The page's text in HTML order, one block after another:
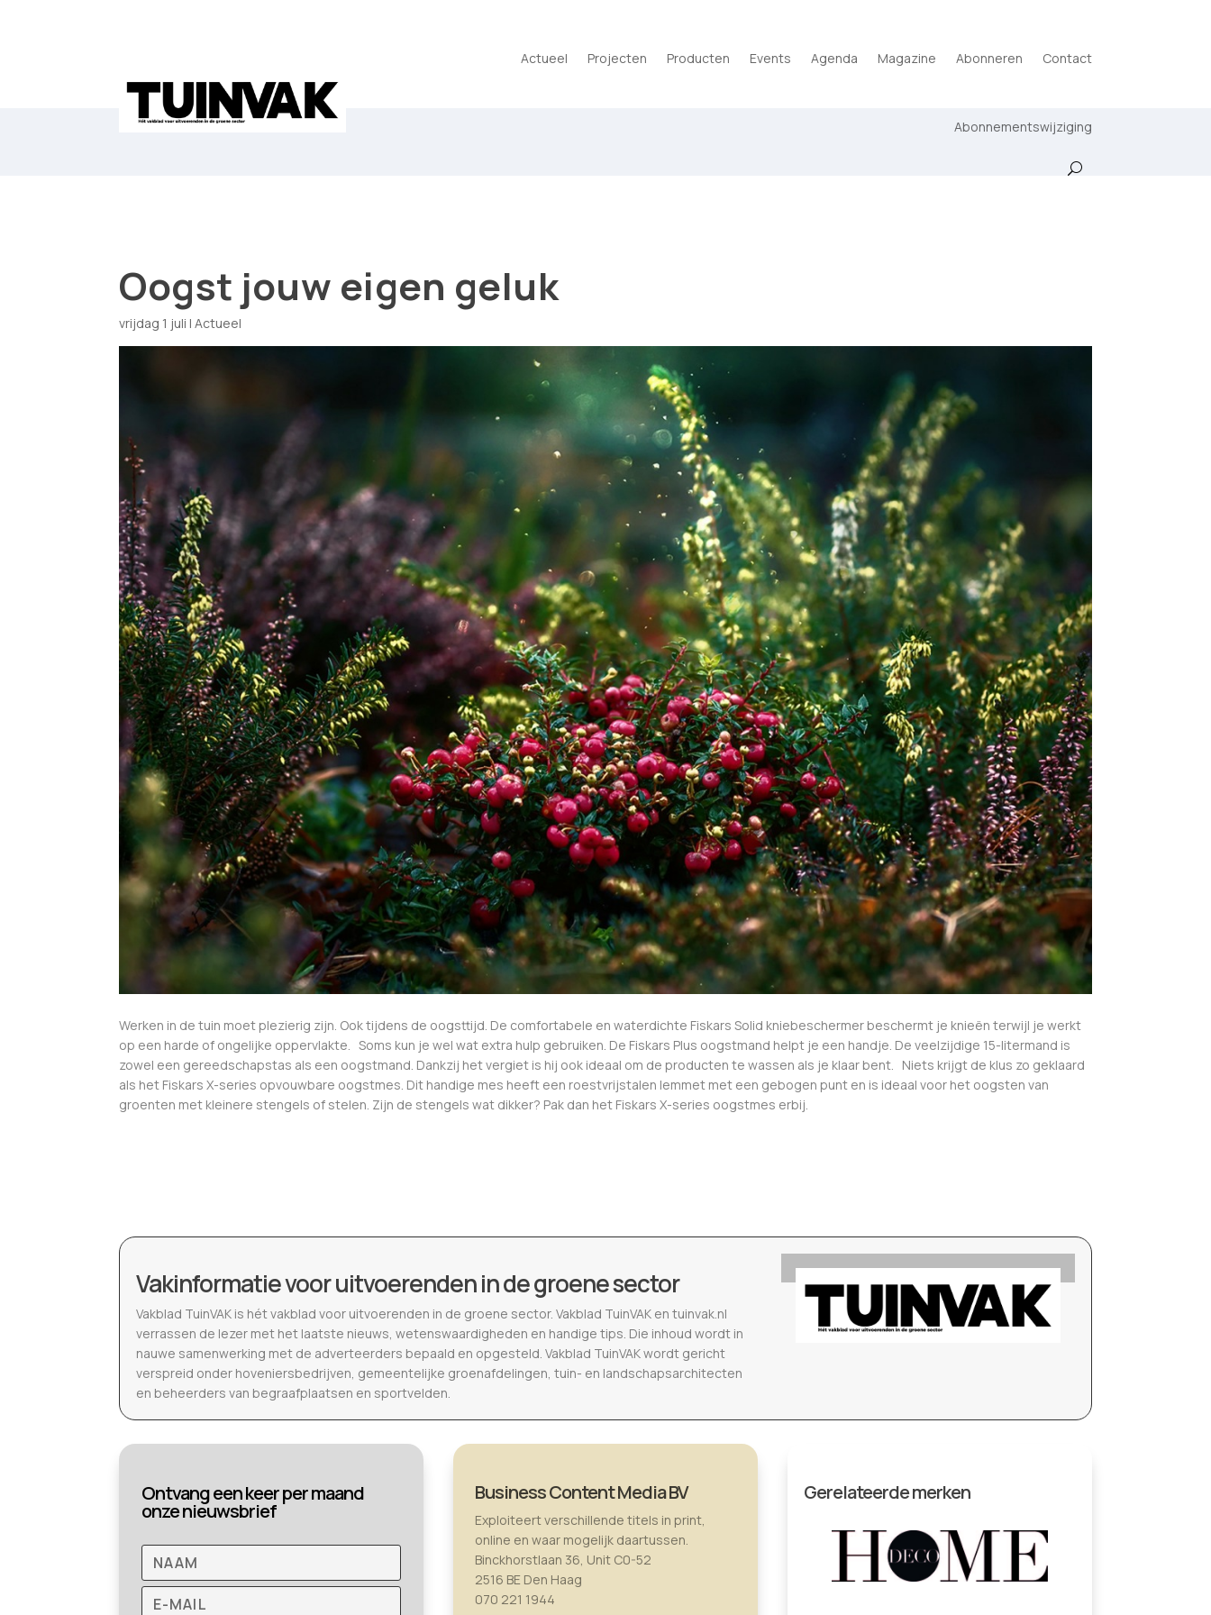
Actueel Projecten Producten Events Agenda Magazine Abonneren Contact
Abonnementswijziging
Oogst jouw eigen geluk
vrijdag 1 juli | Actueel
Werken in de tuin moet plezierig zijn. Ook tijdens de oogsttijd. De comfortabele en waterdichte Fiskars Solid kniebeschermer beschermt je knieën terwijl je werkt
op een harde of ongelijke oppervlakte. Soms kun je wel wat extra hulp gebruiken. De Fiskars Plus oogstmand helpt je een handje. De veelzijdige 15-litermand is
zowel een gereedschapstas als een oogstmand. Dankzij het vergiet is hij ook ideaal om de producten te wassen als je klaar bent. Niets krijgt de klus zo geklaard
als het Fiskars X-series opvouwbare oogstmes. Dit handige mes heeft een roestvrijstalen lemmet met een gebogen punt en is ideaal voor het oogsten van
groenten met kleinere stengels of stelen. Zijn de stengels wat dikker? Pak dan het Fiskars X-series oogstmes erbij.
Vakinformatie voor uitvoerenden in de groene sector
Vakblad TuinVAK is hét vakblad voor uitvoerenden in de groene sector. Vakblad TuinVAK en tuinvak.nl
verrassen de lezer met het laatste nieuws, wetenswaardigheden en handige tips. Die inhoud wordt in
nauwe samenwerking met de adverteerders bepaald en opgesteld. Vakblad TuinVAK wordt gericht
verspreid onder hoveniersbedrijven, gemeentelijke groenafdelingen, tuin- en landschapsarchitecten
en beheerders van begraafplaatsen en sportvelden.
Ontvang een keer per maand
onze nieuwsbrief
Business Content Media BV
Exploiteert verschillende titels in print,
online en waar mogelijk daartussen.
Binckhorstlaan 36, Unit C0-52
2516 BE Den Haag
070 221 1944
Gerelateerde merken